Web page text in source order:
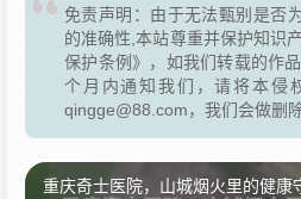
免责声明：由于无法甄别是否
的准确性,本站尊重并保护知识
保护条例》，如我们转载的作
个月内通知我们，请将本侵
qingge@88.com，我们会做删除
重庆奇士医院，山城烟火里的健康